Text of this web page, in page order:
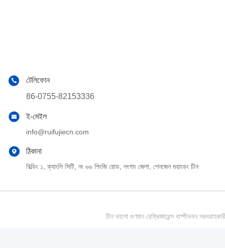
টেলিফোন
86-0755-82153336
ই-মেইল
info@ruifujiecn.com
ঠিকানা
বিল্ডিং ১, ক্যাংলি সিটি, নং ৬৬ পিংজি রোড, লংগাং জেলা, শেনজেন গুয়াংডং চীন
চীন ভালো গুণমান রেফ্রিজারেন্স বাষ্পীভবন